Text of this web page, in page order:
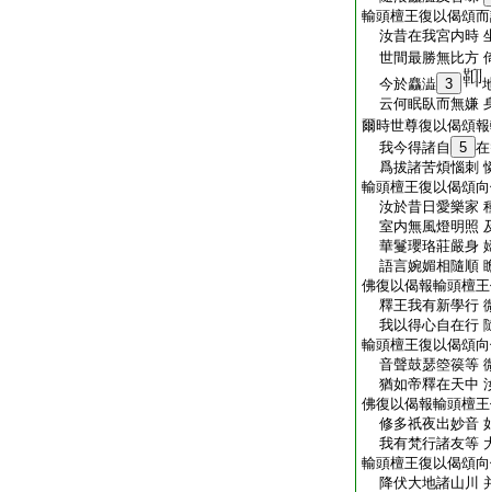
輸頭檀王復以偈頌
汝昔在我宮内時
世間最勝無比方
今於麤澁 3
云何眠臥而無嫌
爾時世尊復以偈頌
我今得諸自
5
爲拔諸苦煩惱刺
輸頭檀王復以偈頌
汝於昔日愛樂家
室内無風燈明照
華鬘瓔珞莊嚴身
語言婉媚相隨順
佛復以偈報輸頭檀
釋王我有新學行
我以得心自在行
輸頭檀王復以偈頌
音聲鼓瑟箜篌等
猶如帝釋在天中
佛復以偈報輸頭檀
修多祇夜出妙音
我有梵行諸友等
輸頭檀王復以偈頌
降伏大地諸山川